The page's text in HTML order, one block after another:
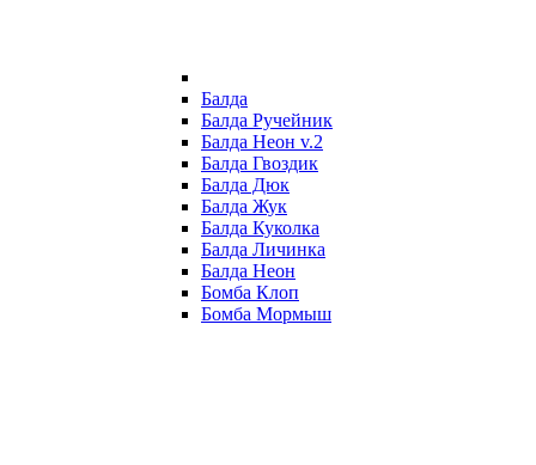
Балда
Балда Ручейник
Балда Неон v.2
Балда Гвоздик
Балда Дюк
Балда Жук
Балда Куколка
Балда Личинка
Балда Неон
Бомба Клоп
Бомба Мормыш